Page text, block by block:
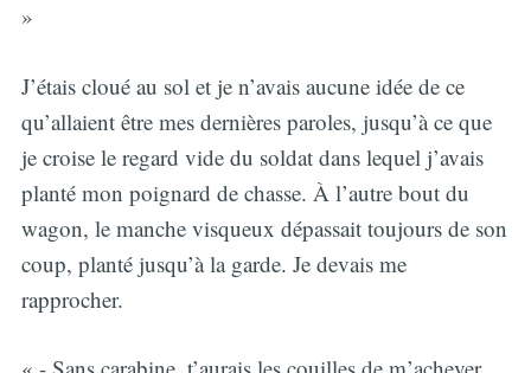
»
J’étais cloué au sol et je n’avais aucune idée de ce
qu’allaient être mes dernières paroles, jusqu’à ce que
je croise le regard vide du soldat dans lequel j’avais
planté mon poignard de chasse. À l’autre bout du
wagon, le manche visqueux dépassait toujours de son
coup, planté jusqu’à la garde. Je devais me
rapprocher.